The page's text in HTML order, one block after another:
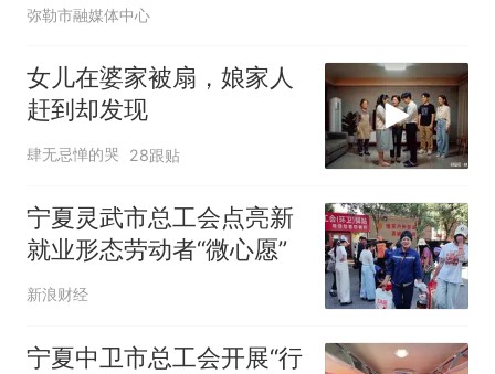
弥勒市融媒体中心
女儿在婆家被扇，娘家人
赶到却发现
肆无忌惮的哭 28跟贴
宁夏灵武市总工会点亮新
就业形态劳动者“微心愿”
新浪财经
宁夏中卫市总工会开展“行